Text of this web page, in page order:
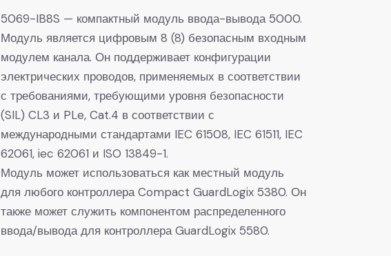
5069-IB8S — компактный модуль ввода-вывода 5000.
Модуль является цифровым 8 (8) безопасным входным
модулем канала. Он поддерживает конфигурации
электрических проводов, применяемых в соответствии
с требованиями, требующими уровня безопасности
(SIL) CL3 и PLe, Cat.4 в соответствии с
международными стандартами IEC 61508, IEC 61511, IEC
62061, iec 62061 и ISO 13849-1.
Модуль может использоваться как местный модуль
для любого контроллера Compact GuardLogix 5380. Он
также может служить компонентом распределенного
ввода/вывода для контроллера GuardLogix 5580.